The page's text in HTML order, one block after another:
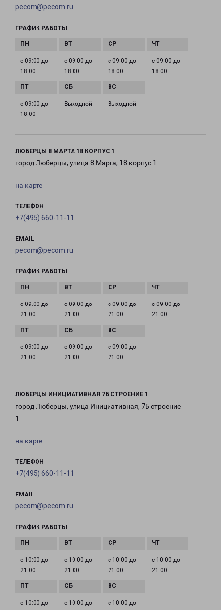
pecom@pecom.ru
ГРАФИК РАБОТЫ
с 09:00 до
18:00
с 09:00 до
18:00
с 09:00 до
18:00
с 09:00 до
18:00
с 09:00 до
18:00
Выходной Выходной
ЛЮБЕРЦЫ 8 МАРТА 18 КОРПУС 1
город Люберцы, улица 8 Марта, 18 корпус 1
на карте
ТЕЛЕФОН
+7(495) 660-11-11
EMAIL
pecom@pecom.ru
ГРАФИК РАБОТЫ
с 09:00 до
21:00
с 09:00 до
21:00
с 09:00 до
21:00
с 09:00 до
21:00
с 09:00 до
21:00
с 09:00 до
21:00
с 09:00 до
21:00
ЛЮБЕРЦЫ ИНИЦИАТИВНАЯ 7Б СТРОЕНИЕ 1
город Люберцы, улица Инициативная, 7Б строение
1
на карте
ТЕЛЕФОН
+7(495) 660-11-11
EMAIL
pecom@pecom.ru
ГРАФИК РАБОТЫ
с 10:00 до
21:00
с 10:00 до
21:00
с 10:00 до
21:00
с 10:00 до
21:00
с 10:00 до
с 10:00 до
с 10:00 до